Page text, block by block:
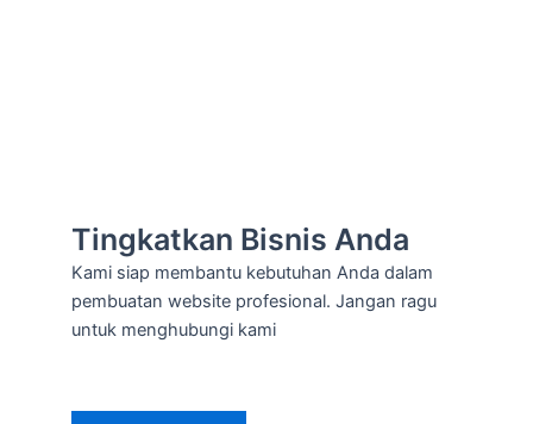
Tingkatkan Bisnis Anda
Kami siap membantu kebutuhan Anda dalam
pembuatan website profesional. Jangan ragu
untuk menghubungi kami